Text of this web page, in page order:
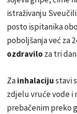
istraživanju
posto ispitanika
poboljšanja već za
ozdravilo za tri
Zainhalacijustavi
zdjelu vruće vode i
prebačenim preko